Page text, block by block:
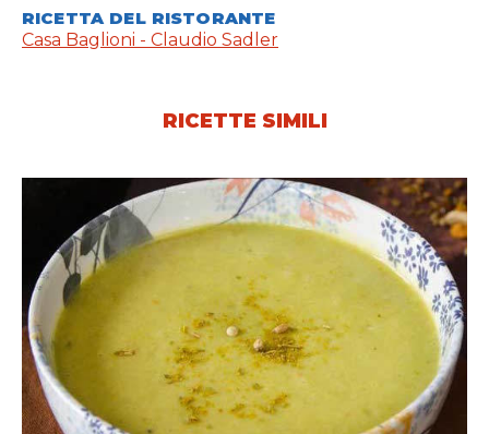
RICETTA DEL RISTORANTE
Casa Baglioni - Claudio Sadler
RICETTE SIMILI